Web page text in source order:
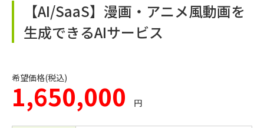
【AI/SaaS】漫画・アニメ風動画を
生成できるAIサービス
希望価格(税込)
1,650,000 円